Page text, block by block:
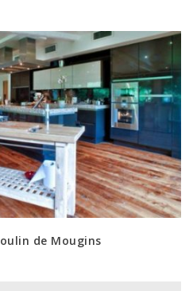
de Mougins